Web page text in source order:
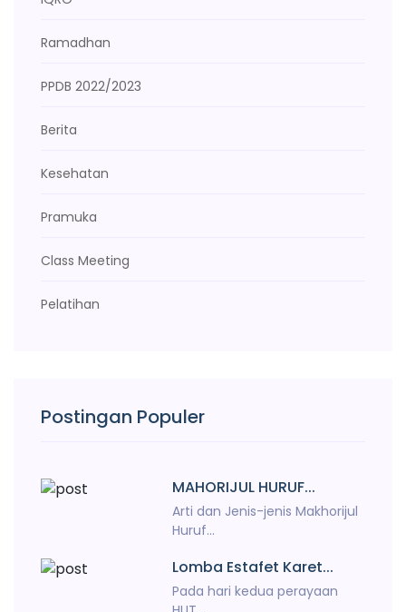
Ramadhan
PPDB 2022/2023
Berita
Kesehatan
Pramuka
Class Meeting
Pelatihan
Postingan Populer
MAHORIJUL HURUF...
Arti dan Jenis-jenis Makhorijul
Huruf...
Lomba Estafet Karet...
Pada hari kedua perayaan